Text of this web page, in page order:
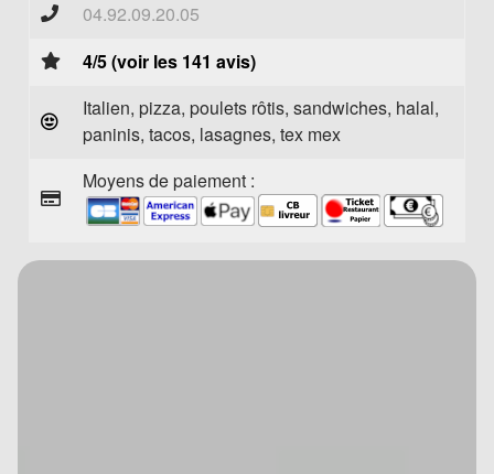
04.92.09.20.05
4/5 (voir les 141 avis)
Italien, pizza, poulets rôtis, sandwiches, halal,
paninis, tacos, lasagnes, tex mex
Moyens de paiement :